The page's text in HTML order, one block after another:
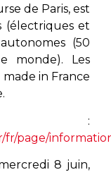
de Paris, est
(électriques et
(50
monde). Les
in France
:
fr/page/
8 juin,